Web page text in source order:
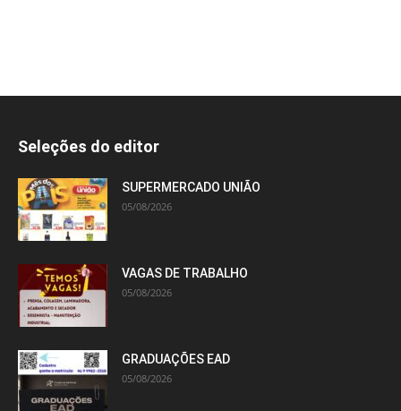
Seleções do editor
SUPERMERCADO UNIÃO
05/08/2026
VAGAS DE TRABALHO
05/08/2026
GRADUAÇÕES EAD
05/08/2026